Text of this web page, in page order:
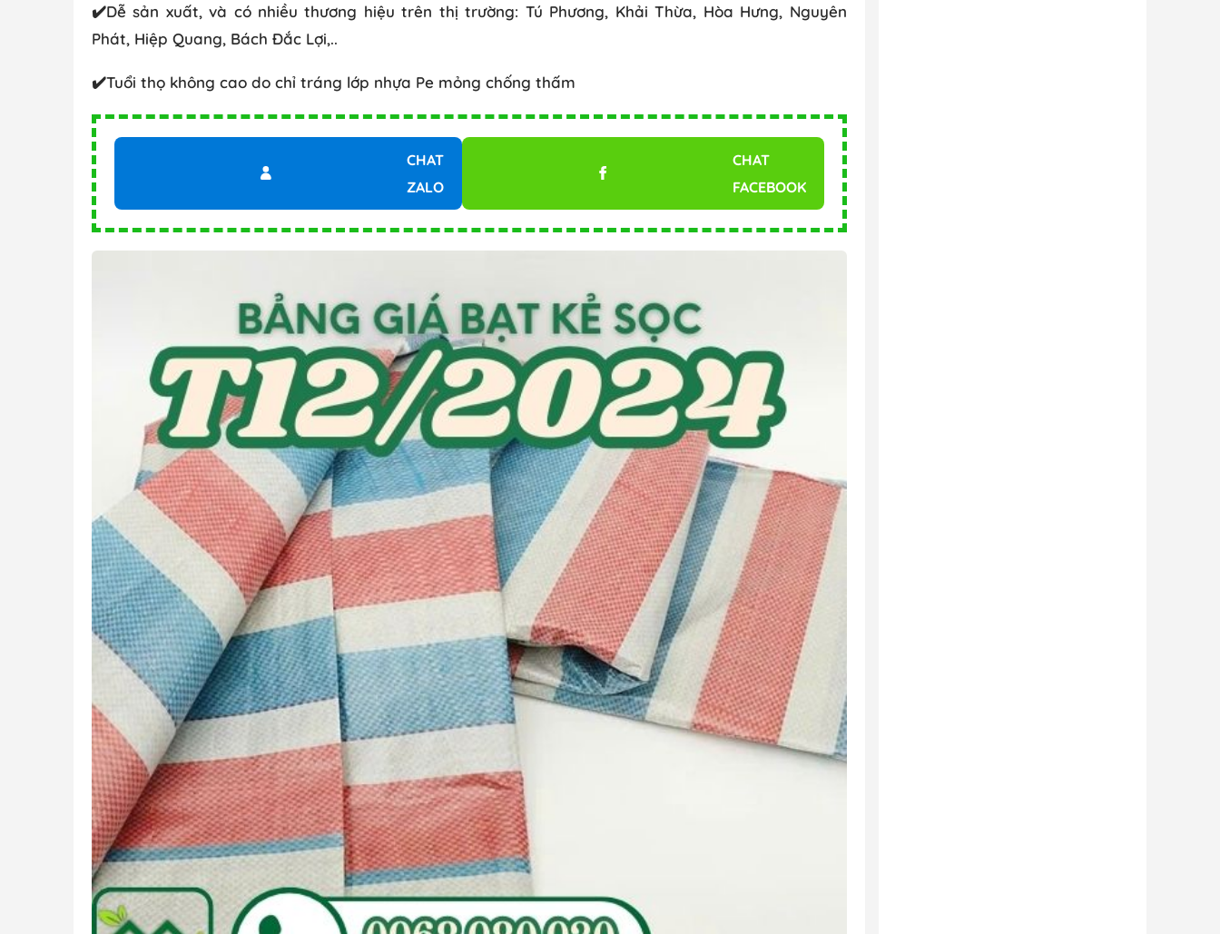
✔️Dễ sản xuất, và có nhiều thương hiệu trên thị trường: Tú Phương, Khải Thừa, Hòa Hưng, Nguyên
Phát, Hiệp Quang, Bách Đắc Lợi,..
✔️Tuổi thọ không cao do chỉ tráng lớp nhựa Pe mỏng chống thấm
CHAT
ZALO
CHAT
FACEBOOK